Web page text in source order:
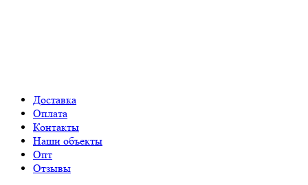
Доставка
Оплата
Контакты
Наши объекты
Опт
Отзывы